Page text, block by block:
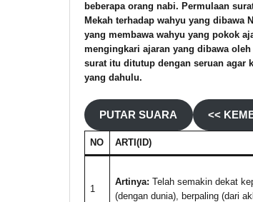
beberapa orang nabi. Permulaan
Mekah terhadap wahyu yang dibawa
yang membawa wahyu yang pokok
mengingkari ajaran yang dibawa
surat itu ditutup dengan seruan agar
yang dahulu.
PUTAR SUARA <<
NO ARTI(ID)
1
Artinya: Telah semakin dekat
(dengan dunia), berpaling (dari